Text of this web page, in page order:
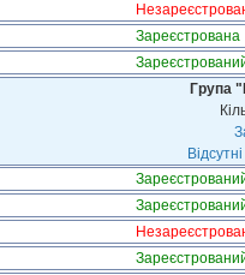
Зареєстрована
Група